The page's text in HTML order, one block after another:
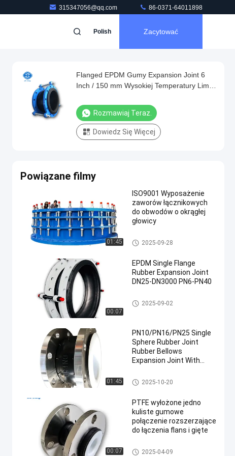
315347056@qq.com 86-0371-64011898
Polish Zacytować
Flanged EPDM Gumy Expansion Joint 6
Inch / 150 mm Wysokiej Temperatury Limit
Rozmawiaj Teraz.
Dowiedz Się Więcej
Powiązane filmy
01:45
ISO9001 Wyposażenie
zaworów łącznikowych
do obwodów o okrągłej
głowicy
Złącze rozszerzające podwój
ne obudowy graniczne
2025-09-28
00:07
EPDM Single Flange
Rubber Expansion Joint
DN25-DN3000 PN6-PN40
gumowy dylatator
2025-09-02
01:45
PN10/PN16/PN25 Single
Sphere Rubber Joint
Rubber Bellows
Expansion Joint With
Flexible Joint
gumowy dylatator
2025-10-20
00:07
PTFE wyłożone jedno
kuliste gumowe
połączenie rozszerzające
do łączenia flans i gięte
gumowy dylatator
2025-04-09